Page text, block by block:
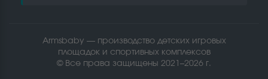
Armsbaby — производство детских игровых
площадок и спортивных комплексов
© Все права защищены 2021–2026 г.